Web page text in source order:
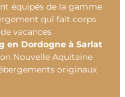
équipés de la gamme
qui fait corps
vacances
en Dordogne à Sarlat
Nouvelle Aquitaine
originaux